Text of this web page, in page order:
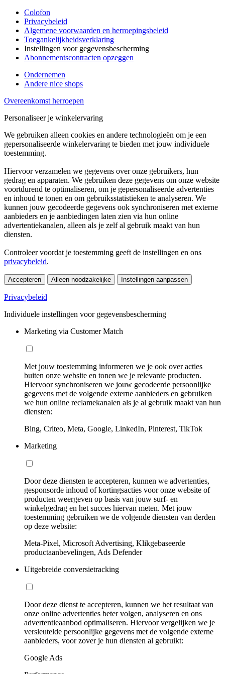
Colofon
Privacybeleid
Algemene voorwaarden en herroepingsbeleid
Toegankelijkheidsverklaring
Instellingen voor gegevensbescherming
Abonnementscontracten opzeggen
Ondernemen
Andere nice shops
Overeenkomst herroepen
Personaliseer je winkelervaring
We gebruiken alleen cookies en andere technologieën om je een
gepersonaliseerde winkelervaring te bieden met jouw individuele
toestemming.
Hiervoor verzamelen we gegevens over onze gebruikers, hun
gedrag en apparaten. We gebruiken deze gegevens om onze website
voortdurend te optimaliseren, om je gepersonaliseerde advertenties
en inhoud te tonen en om gebruiksstatistieken te analyseren. We
kunnen jouw gecodeerde gegevens ook synchroniseren met externe
aanbieders en je aanbiedingen laten zien via hun online
advertentiekanalen, alleen als je zelf al gebruik maakt van hun
diensten.
Controleer voordat je toestemming geeft de instellingen en ons
privacybeleid.
Accepteren Alleen noodzakelijke Instellingen aanpassen
Privacybeleid
Individuele instellingen voor gegevensbescherming
Marketing via Customer Match
Met jouw toestemming informeren we je ook over acties
buiten onze website en tonen we je relevante producten.
Hiervoor synchroniseren we jouw gecodeerde persoonlijke
gegevens met de volgende externe aanbieders en gebruiken
we hun online reclamekanalen als je al gebruik maakt van hun
diensten:
Bing, Criteo, Meta, Google, LinkedIn, Pinterest, TikTok
Marketing
Door deze diensten te accepteren, kunnen we advertenties,
gesponsorde inhoud of kortingsacties voor onze website of
producten weergeven op basis van jouw surf- en
winkelgedrag en het succes hiervan meten. Met jouw
toestemming gebruiken we de volgende diensten van derden
op deze website:
Meta-Pixel, Microsoft Advertising, Klikgebaseerde
productaanbevelingen, Ads Defender
Uitgebreide conversietracking
Door deze dienst te accepteren, kunnen we het resultaat van
onze online advertenties beter volgen, analyseren en ons
advertentieaanbod optimaliseren. Hiervoor vergelijken we je
versleutelde persoonlijke gegevens met de volgende externe
aanbieders, voor zover je hun diensten al gebruikt:
Google Ads